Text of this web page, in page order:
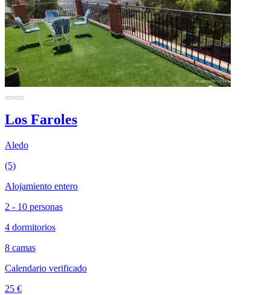
Los Faroles
Aledo
(5)
Alojamiento entero
2 - 10 personas
4 dormitorios
8 camas
Calendario verificado
25 €